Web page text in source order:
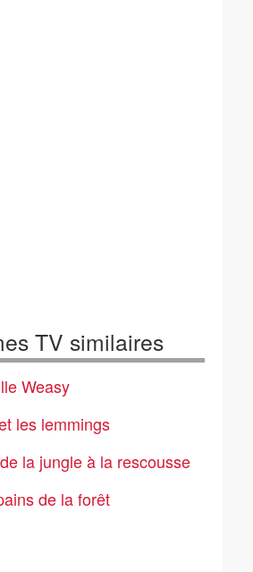
TV similaires
Weasy
les lemmings
la jungle à la rescousse
de la forêt